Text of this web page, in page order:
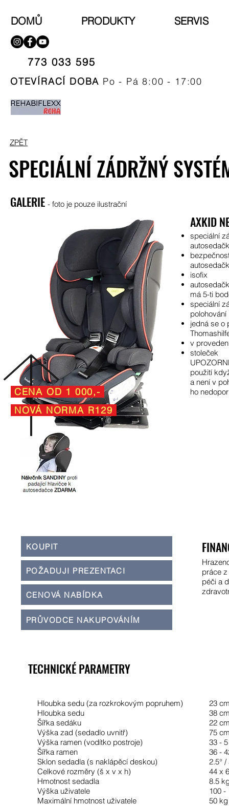
DOMŮ PRODUKTY SERVIS
773 033 595​
OTEVÍRACÍ DOBA Po - Pá 8:00 - 17:00
ZPĚT
SPECIÁLNÍ ZÁDRŽNÝ
GALERIE - foto je pouze ilustrační
CENA OD 1 000,-
NOVÁ NORMA R129
AXKID
speciální
isofix
má 5-ti
speciální
polohování
jedná se o
v
stoleček
použití
a není v
ho
KOUPIT
POŽADUJI PREZENTACI
CENOVÁ NABÍDKA
PRŮVODCE NAKUPOVÁNÍM
práce
péči a
TECHNICKÉ PARAMETRY
Hloubka sedu (za rozkrokovým popruhem)
Hloubka sedu
Šířka sedáku
Výška zad (sedadlo uvnitř)
Výška ramen (vodítko postroje)
Šířka ramen
Sklon sedadla (s naklápěcí deskou)
Celkové rozměry (š x v x h)
Hmotnost sedadla
Výška uživatele
Maximální hmotnost uživatele
23
38
22
75
33 -
36 -
2.5° /
44 x
8.5
100 -
50 kg